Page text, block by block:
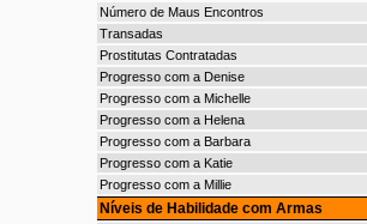
Número de Maus Encontros
Transadas
Prostitutas Contratadas
Progresso com a Denise
Progresso com a Michelle
Progresso com a Helena
Progresso com a Barbara
Progresso com a Katie
Progresso com a Millie
Níveis de Habilidade com Armas